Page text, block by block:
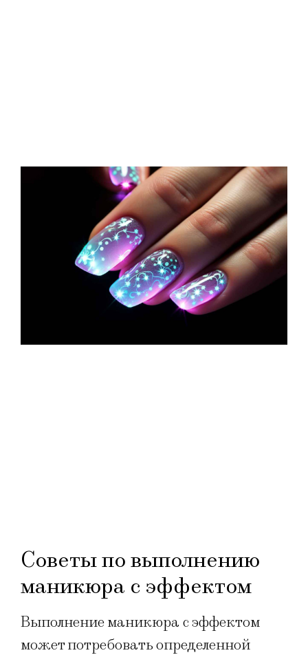
Советы по выполнению
маникюра с эффектом
Выполнение маникюра с эффектом
может потребовать определенной